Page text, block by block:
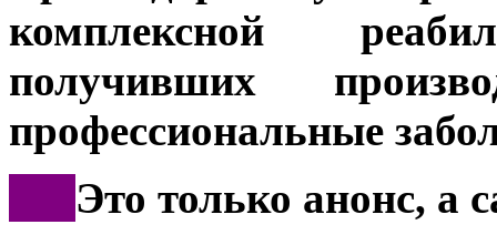
комплексной
получивших
профессиональные
Это только анонс, а